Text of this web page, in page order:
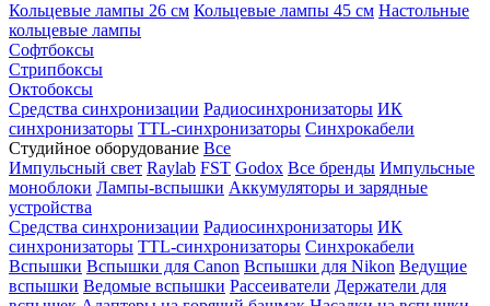
Кольцевые лампы 26 см Кольцевые лампы 45 см Настольные
кольцевые лампы
Софтбоксы
Стрипбоксы
Октобоксы
Средства синхронизации Радиосинхронизаторы ИК
синхронизаторы TTL-синхронизаторы Синхрокабели
Студийное оборудование Все
Импульсный свет Raylab FST Godox Все бренды Импульсные
моноблоки Лампы-вспышки Аккумуляторы и зарядные
устройства
Средства синхронизации Радиосинхронизаторы ИК
синхронизаторы TTL-синхронизаторы Синхрокабели
Вспышки Вспышки для Canon Вспышки для Nikon Ведущие
вспышки Ведомые вспышки Рассеиватели Держатели для